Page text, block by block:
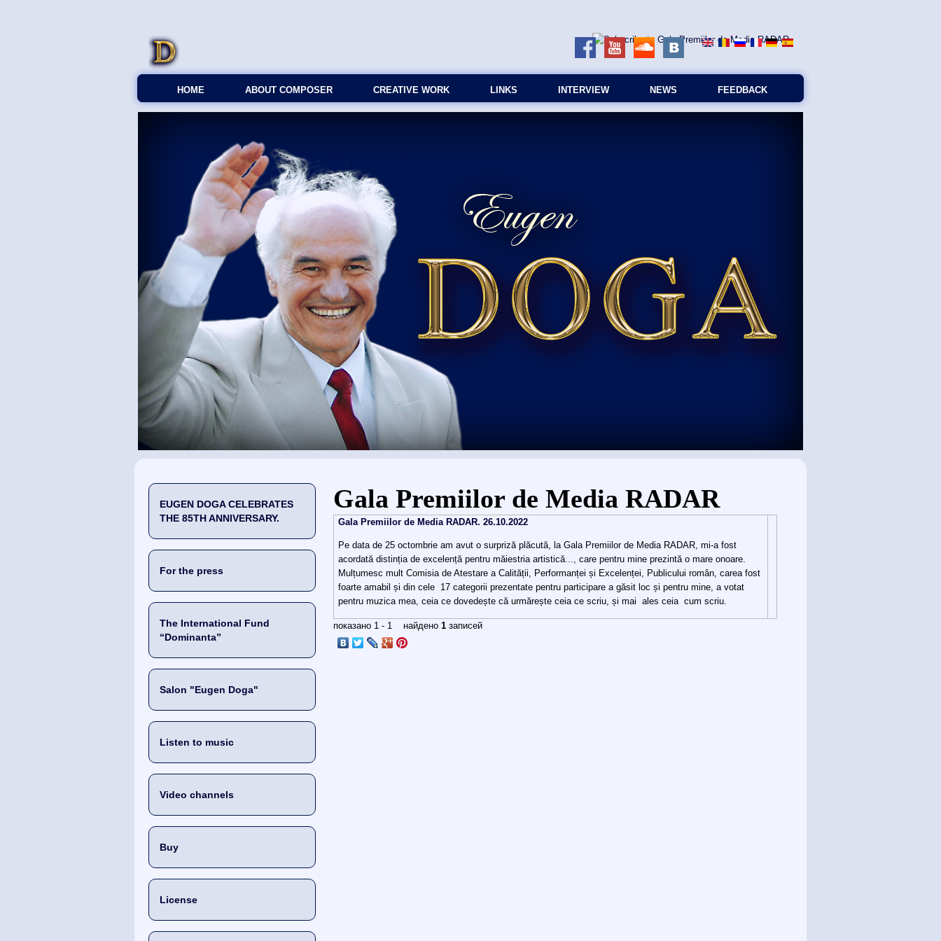
HOME ABOUT COMPOSER CREATIVE WORK LINKS INTERVIEW NEWS FEEDBACK
EUGEN DOGA CELEBRATES
THE 85TH ANNIVERSARY.
For the press
The International Fund
“Dominanta”
Salon "Eugen Doga"
Listen to music
Video channels
Buy
License
You are here
Gala Premiilor de Media RADAR
Gala Premiilor de Media RADAR. 26.10.2022
Pe data de 25 octombrie am avut o surpriză plăcută, la Gala Premiilor de Media RADAR, mi-a fost
acordată distinția de excelență pentru măiestria artistică..., care pentru mine prezintă o mare onoare.
Mulțumesc mult Comisia de Atestare a Calității, Performanței și Excelenței, Publicului român, carea fost
foarte amabil și din cele 17 categorii prezentate pentru participare a găsit loc și pentru mine, a votat
pentru muzica mea, ceia ce dovedește că urmărește ceia ce scriu, și mai ales ceia cum scriu.
показано 1 - 1 найдено1 записей